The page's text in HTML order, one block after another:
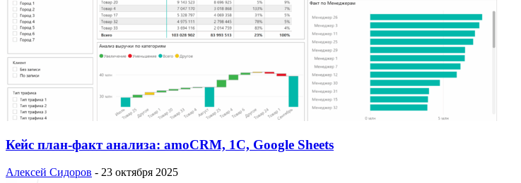
Кейс план-факт анализа: amoCRM, 1C, Google Sheets
Алексей Сидоров - 23 октября 2025